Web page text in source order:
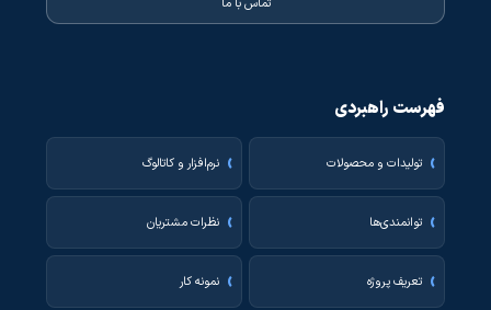
فهرست راهبردی
تولیدات و محصولات نرم‌افزار و کاتالوگ
توانمندی‌ها نظرات مشتریان
تعریف پروژه نمونه کار